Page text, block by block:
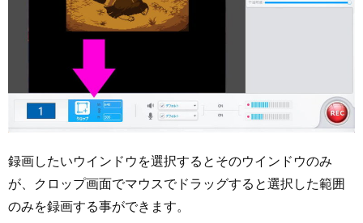
録画したいウインドウを選択するとそのウインドウのみ
が、クロップ画面でマウスでドラッグすると選択した範囲
のみを録画する事ができます。